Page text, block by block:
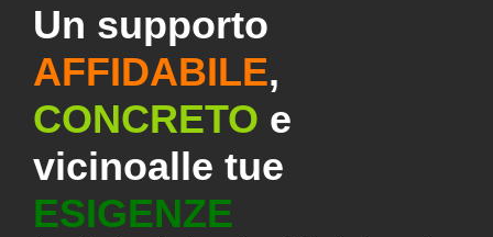
Un supporto
AFFIDABILE,
CONCRETO e
vicinoalle tue
ESIGENZE